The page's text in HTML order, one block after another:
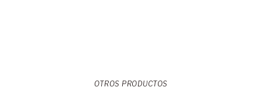
OTROS PRODUCTOS